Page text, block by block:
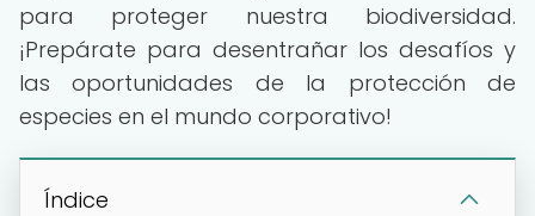
para proteger nuestra biodiversidad.
¡Prepárate para desentrañar los desafíos y
las oportunidades de la protección de
especies en el mundo corporativo!
Índice